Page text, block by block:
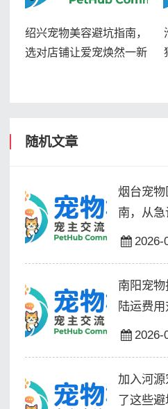
绍兴宠物美容避坑指南，
选对店铺让爱宠焕然一新
随机文章
烟台宠
南，从
略
2026-
南阳宠
陆运费
2026-
加入河
了这些